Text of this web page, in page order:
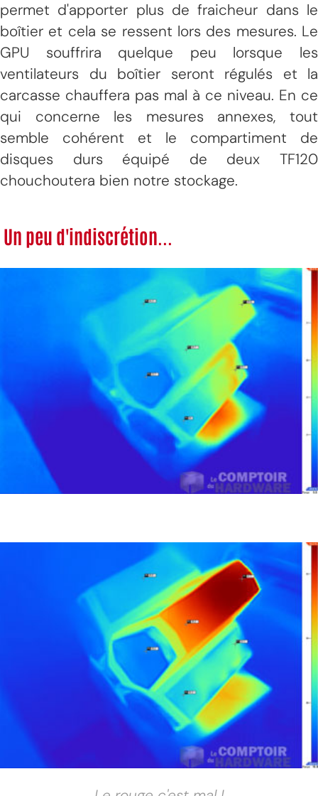
permet d'apporter plus de fraicheur dans le
boîtier et cela se ressent lors des mesures. Le
GPU souffrira quelque peu lorsque les
ventilateurs du boîtier seront régulés et la
carcasse chauffera pas mal à ce niveau. En ce
qui concerne les mesures annexes, tout
semble cohérent et le compartiment de
disques durs équipé de deux TF120
chouchoutera bien notre stockage.
Un peu d'indiscrétion...